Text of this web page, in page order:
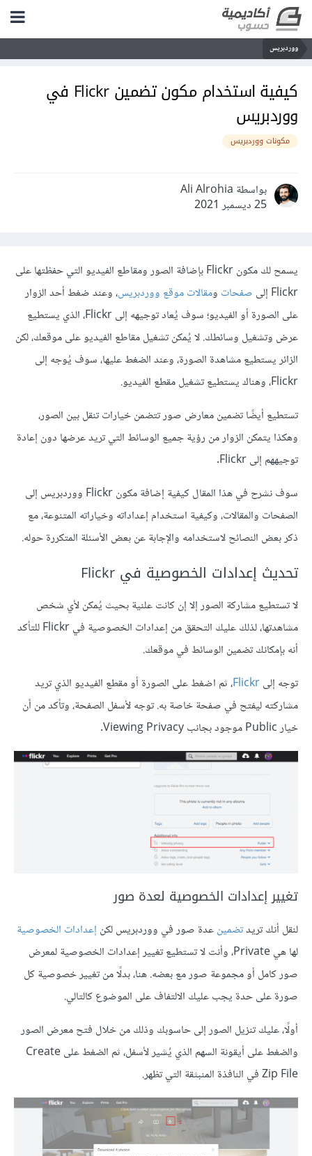
ووردبريس
كيفية استخدام مكون تضمين Flickr في
ووردبريس
مكونات ووردبريس
بواسطة Ali Alrohia
25 ديسمبر 2021
يسمح لك مكون Flickr بإضافة الصور ومقاطع الفيديو التي حفظتها على
Flickr إلى
صفحات ومقالات موقع ووردبريس، وعند ضغط أحد الزوار
على الصورة أو الفيديو؛ سوف يُعاد توجيهه إلى Flickr، الذي يستطيع
عرض وتشغيل وسائطك. لا يُمكن تشغيل مقاطع الفيديو على موقعك، لكن
الزائر يستطيع مشاهدة الصورة، وعند الضغط عليها، سوف يُوجه إلى
Flickr، وهناك يستطيع تشغيل مقطع الفيديو.
تستطيع أيضًا تضمين معارض صور تتضمن خيارات تنقل بين الصور،
وهكذا يتمكن الزوار من رؤية جميع الوسائط التي تريد عرضها دون إعادة
توجيههم إلى Flickr.
سوف نشرح في هذا المقال كيفية إضافة مكون Flickr ووردبريس إلى
الصفحات والمقالات، وكيفية استخدام إعداداته وخياراته المتنوعة، مع
ذكر بعض النصائح لاستخدامه والإجابة عن بعض الأسئلة المتكررة حوله.
تحديث إعدادات الخصوصية في Flickr
لا تستطيع مشاركة الصور إلا إن كانت علنية بحيث يُمكن لأي شخص
مشاهدتها، لذلك عليك التحقق من إعدادات الخصوصية في Flickr للتأكد
أنه بإمكانك تضمين الوسائط في موقعك.
توجه إلىFlickr، ثم اضغط على الصورة أو مقطع الفيديو الذي تريد
مشاركته ليفتح في صفحة خاصة به. توجه لأسفل الصفحة، وتأكد من أن
خيار Public موجود بجانب Viewing Privacy.
تغيير إعدادات الخصوصية لعدة صور
لنقل أنك تريدتضمينعدة صور في ووردبريس لكن إعدادات الخصوصية
لها هي Private، وأنت لا تستطيع تغيير إعدادات الخصوصية لمعرض
صور كامل أو مجموعة صور مع بعضه. هنا، بدلًا من تغيير خصوصية كل
صورة على حدة يجب عليك الالتفاف على الموضوع كالتالي.
أولًا، عليك تنزيل الصور إلى حاسوبك وذلك من خلال فتح معرض الصور
والضغط على أيقونة السهم الذي يُشير لأسفل، ثم الضغط على Create
Zip File في النافذة المنبثقة التي تظهر.